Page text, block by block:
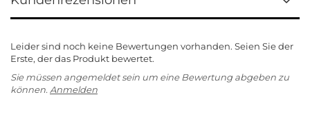
Leider sind noch keine Bewertungen vorhanden. Seien Sie der
Erste, der das Produkt bewertet.
Sie müssen angemeldet sein um eine Bewertung abgeben zu
können. Anmelden